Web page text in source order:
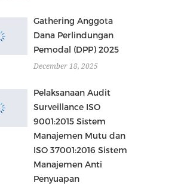
Gathering Anggota
Dana Perlindungan
Pemodal (DPP) 2025
December 18, 2025
Pelaksanaan Audit
Surveillance ISO
9001:2015 Sistem
Manajemen Mutu dan
ISO 37001:2016 Sistem
Manajemen Anti
Penyuapan